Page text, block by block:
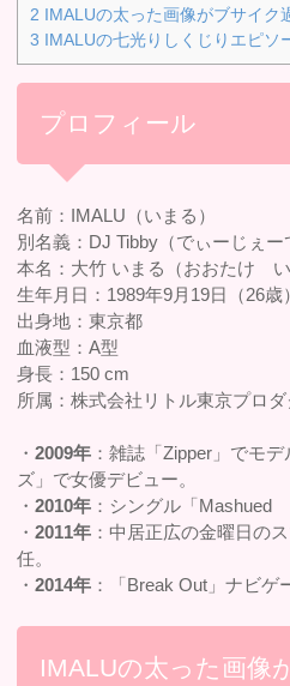
2 IMALUの太った画像がブサイク
3 IMALUの七光りしくじりエピソ
プロフィール
名前：IMALU（いまる）
別名義：DJ Tibby（でぃーじぇー
本名：大竹 いまる（おおたけ い
生年月日：1989年9月19日（26歳）
出身地：東京都
血液型：A型
身長：150 cm
所属：株式会社リトル東京プロ
・2009年 ：雑誌「Zipper」でモ
ズ」で女優デビュー。
・2010年 ：シングル「Mashued
・2011年 ：中居正広の金曜日の
任。
・2014年 ：「Break Out」ナビゲ
IMALUの太った画像